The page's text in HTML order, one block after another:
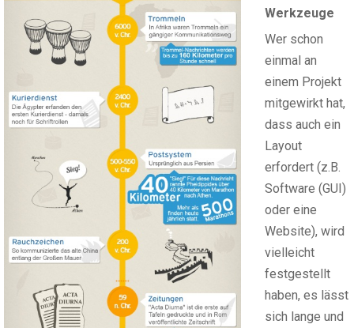
Werkzeuge
Wer schon
einmal an
einem Projekt
mitgewirkt hat,
dass auch ein
Layout
erfordert (z.B.
Software (GUI)
oder eine
Website), wird
vielleicht
festgestellt
haben, es lässt
sich lange und